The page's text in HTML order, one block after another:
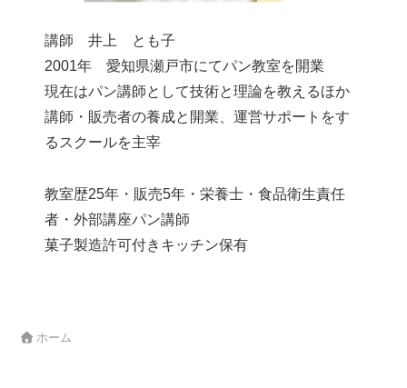
講師 井上 とも子
2001年 愛知県瀬戸市にてパン教室を開業
現在はパン講師として技術と理論を教えるほか
講師・販売者の養成と開業、運営サポートをす
るスクールを主宰
教室歴25年・販売5年・栄養士・食品衛生責任
者・外部講座パン講師
菓子製造許可付きキッチン保有
ホーム